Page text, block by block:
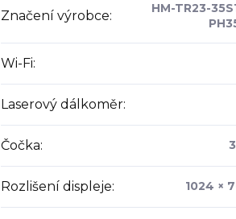
Značení výrobce:
HM-TR23-
Wi-Fi:
Laserový dálkoměr:
Čočka:
Rozlišení displeje: 1024 ×